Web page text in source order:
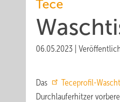
Tece
06.05.2023
Das Teceprofil-
Durchlauferhitzer